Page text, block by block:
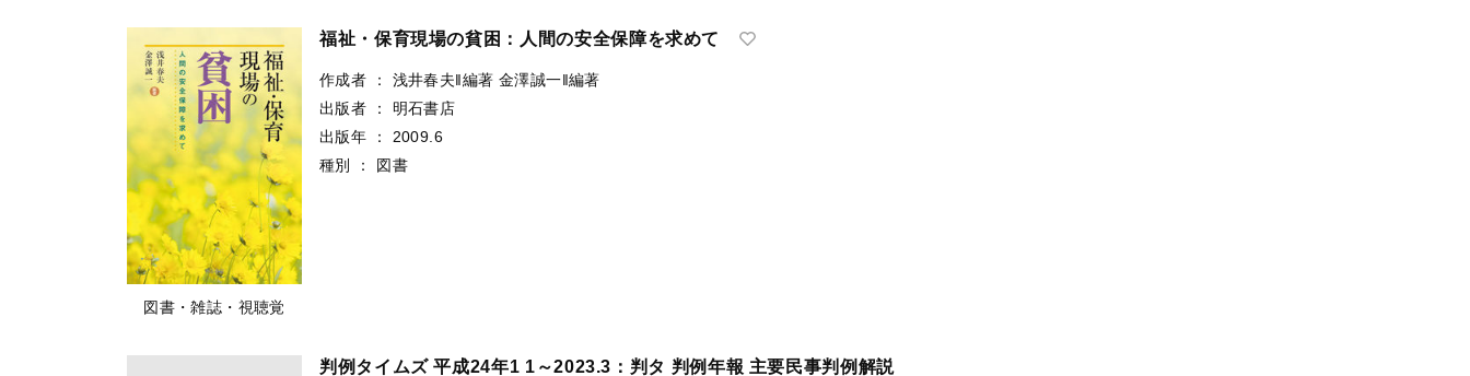
図書・雑誌・視聴覚
福祉・保育現場の貧困：人間の安全保障を求めて
作成者 ： 浅井春夫‖編著 金澤誠一‖編著
出版者
：
明石書店
出版年
：
2009.6
種別
： 図書
判例タイムズ 平成24年1 1～2023.3：判タ 判例年報 主要民事判例解説